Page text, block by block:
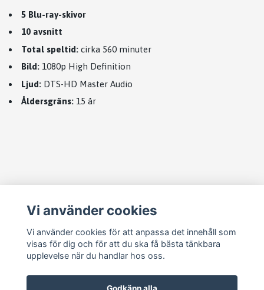
5 Blu-ray-skivor
10 avsnitt
Total speltid: cirka 560 minuter
Bild: 1080p High Definition
Ljud: DTS-HD Master Audio
Åldersgräns: 15 år
Läs mer
Köpvillkor
Kontakt
Cookie Concent
Vi använder cookies
Vi använder cookies för att anpassa det innehåll som
visas för dig och för att du ska få bästa tänkbara
upplevelse när du handlar hos oss.
Godkänn alla